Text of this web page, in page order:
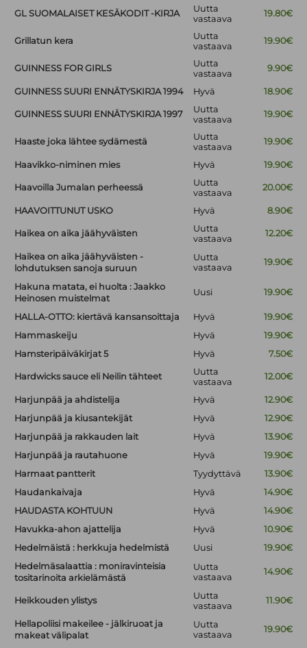
GL SUOMALAISET KESÄKODIT -KIRJA
Uutta
vastaava
19.80€
Grillatun kera
Uutta
vastaava
19.90€
GUINNESS FOR GIRLS
Uutta
vastaava
9.90€
GUINNESS SUURI ENNÄTYSKIRJA 1994 Hyvä 18.90€
GUINNESS SUURI ENNÄTYSKIRJA 1997
Uutta
vastaava
19.90€
Haaste joka lähtee sydämestä
Uutta
vastaava
19.90€
Haavikko-niminen mies Hyvä 19.90€
Haavoilla Jumalan perheessä
Uutta
vastaava
20.00€
HAAVOITTUNUT USKO Hyvä 8.90€
Haikea on aika jäähyväisten
Uutta
vastaava
12.20€
Haikea on aika jäähyväisten -
lohdutuksen sanoja suruun
Uutta
vastaava
19.90€
Hakuna matata, ei huolta : Jaakko
Heinosen muistelmat
Uusi 19.90€
HALLA-OTTO: kiertävä kansansoittaja Hyvä
19.90€
Hammaskeiju
Hyvä
19.90€
Hamsteripäiväkirjat 5
Hyvä 7.50€
Hardwicks sauce eli Neilin tähteet
Uutta
vastaava
12.00€
Harjunpää ja ahdistelija Hyvä
12.90€
Harjunpää ja kiusantekijät
Hyvä
12.90€
Harjunpää ja rakkauden lait
Hyvä
13.90€
Harjunpää ja rautahuone
Hyvä
19.90€
Harmaat pantterit
Tyydyttävä
13.90€
Haudankaivaja
Hyvä
14.90€
HAUDASTA KOHTUUN
Hyvä
14.90€
Havukka-ahon ajattelija
Hyvä
10.90€
Hedelmäistä : herkkuja hedelmistä
Uusi
19.90€
Hedelmäsalaattia : moniravinteisia
tositarinoita arkielämästä
Uutta
vastaava
14.90€
Heikkouden ylistys
Uutta
vastaava
11.90€
Hellapoliisi makeilee - jälkiruoat ja
makeat välipalat
Uutta
vastaava
19.90€